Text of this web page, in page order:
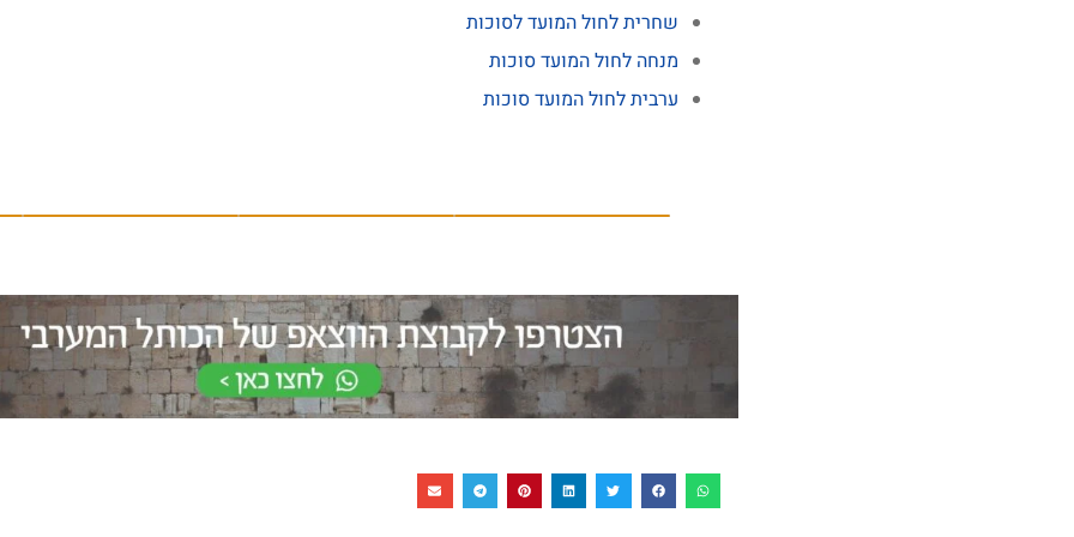
שחרית לחול המועד לסוכות
מנחה לחול המועד סוכות
ערבית לחול המועד סוכות